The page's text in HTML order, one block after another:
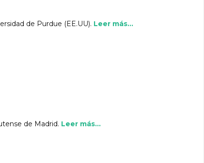
de Purdue (EE.UU). Leer más...
de Madrid. Leer más...